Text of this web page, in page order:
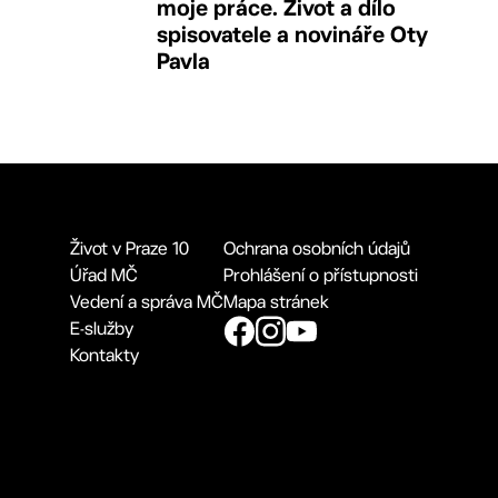
moje práce. Život a dílo
spisovatele a novináře Oty
Pavla
Život v Praze 10
Úřad MČ
Vedení a správa MČ
E-služby
Kontakty
Ochrana osobních údajů
Prohlášení o přístupnosti
Mapa stránek